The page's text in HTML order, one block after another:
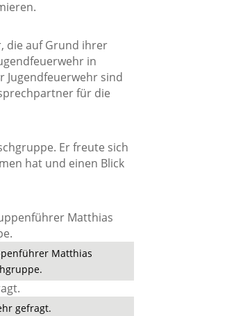
die auf Grund ihrer
in
Jugendfeuerwehr sind
für die
Er freute sich
hat und einen Blick
Matthias
gefragt.